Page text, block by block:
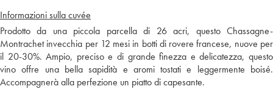
Informazioni sulla cuvée
Prodotto da una piccola parcella di 26 acri, questo Chassagne-
Montrachet invecchia per 12 mesi in botti di rovere francese, nuove per
il 20-30%. Ampio, preciso e di grande finezza e delicatezza, questo
vino offre una bella sapidità e aromi tostati e leggermente boisé.
Accompagnerà alla perfezione un piatto di capesante.